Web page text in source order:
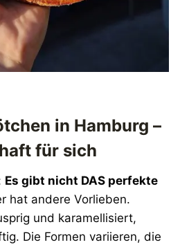
in Hamburg –
für sich
Es gibt nicht DAS perfekte
hat andere Vorlieben.
und karamellisiert,
Die Formen variieren, die